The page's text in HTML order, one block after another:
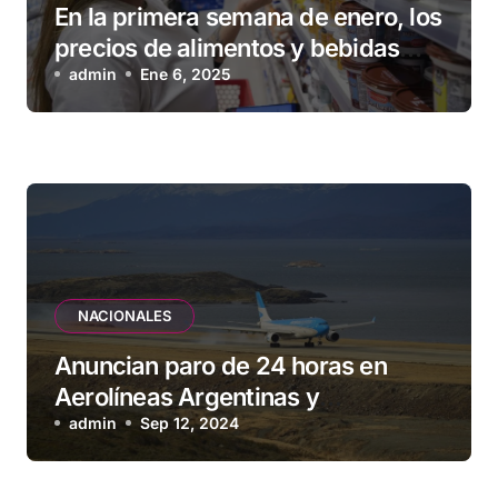
En la primera semana de enero, los
precios de alimentos y bebidas
subieron 1,2 %
admin Ene 6, 2025
NACIONALES
Anuncian paro de 24 horas en
Aerolíneas Argentinas y
compañías low cost para el
viernes
admin Sep 12, 2024